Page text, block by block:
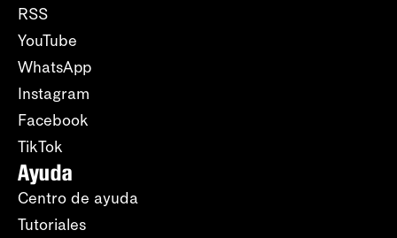
RSS
YouTube
WhatsApp
Instagram
Facebook
TikTok
Ayuda
Centro de ayuda
Tutoriales